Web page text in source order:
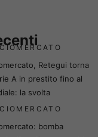
Retegui torna
A in prestito fino al
la svolta
bomba